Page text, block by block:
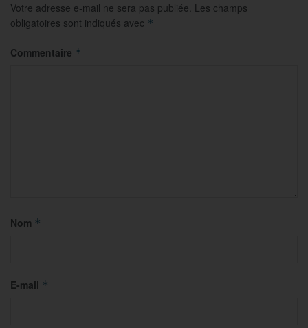
Votre adresse e-mail ne sera pas publiée. Les champs
obligatoires sont indiqués avec *
Commentaire *
Nom *
E-mail *